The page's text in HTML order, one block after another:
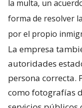
la multa, un
forma de resolver
por el propio
La empresa
autoridades
persona correcta.
como fotografías